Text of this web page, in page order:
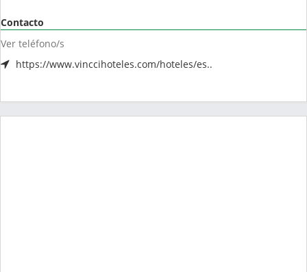
Contacto
Ver teléfono/s
https://www.vinccihoteles.com/hoteles/es..